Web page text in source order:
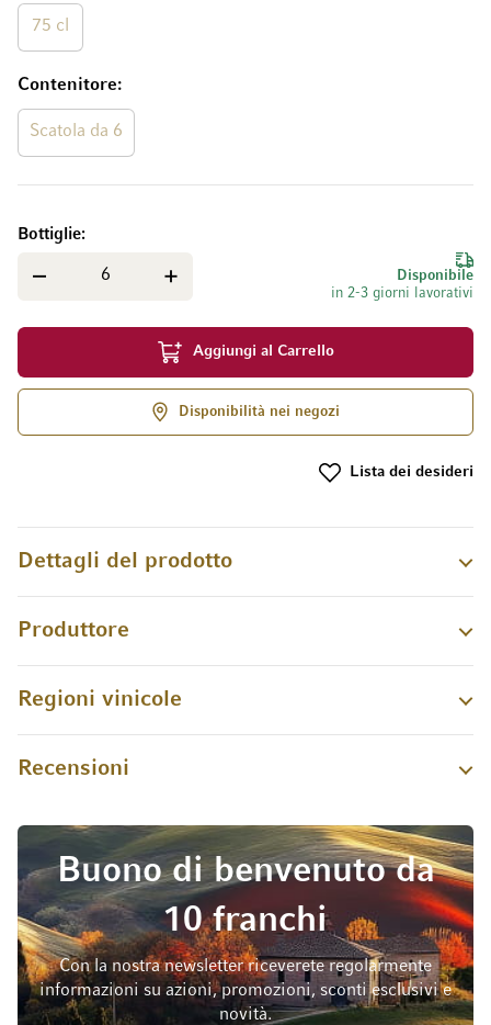
75 cl
Contenitore
Scatola da 6
Disponibile
in 2-3 giorni lavorativi
Bottiglie
Aggiungi al Carrello
Disponibilità nei negozi
Lista dei desideri
Dettagli del prodotto
Produttore
Regioni vinicole
Recensioni
Buono di benvenuto da
10 franchi
Con la nostra newsletter riceverete regolarmente
informazioni su azioni, promozioni, sconti esclusivi e
novità.